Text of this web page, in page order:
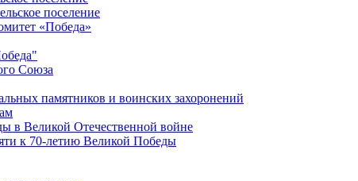
поселение
«Победа»
Союза
памятников и воинских захоронений
в Великой Отечественной войне
к 70-летию Великой Победы